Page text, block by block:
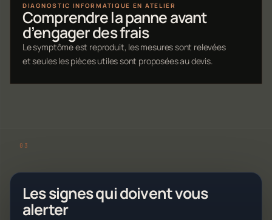
DIAGNOSTIC INFORMATIQUE EN ATELIER
Comprendre la panne avant
d’engager des frais
Le symptôme est reproduit, les mesures sont relevées
et seules les pièces utiles sont proposées au devis.
Les signes qui doivent vous
alerter